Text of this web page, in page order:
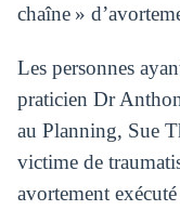
chaîne »
Les personnes
praticien Dr
au Planning, Sue
victime de
avortement